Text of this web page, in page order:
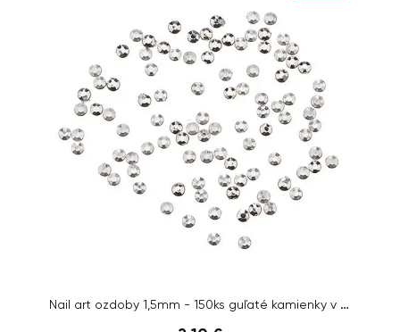
Nail art ozdoby 1,5mm - 150ks guľaté kamienky v sáčku, strieborné